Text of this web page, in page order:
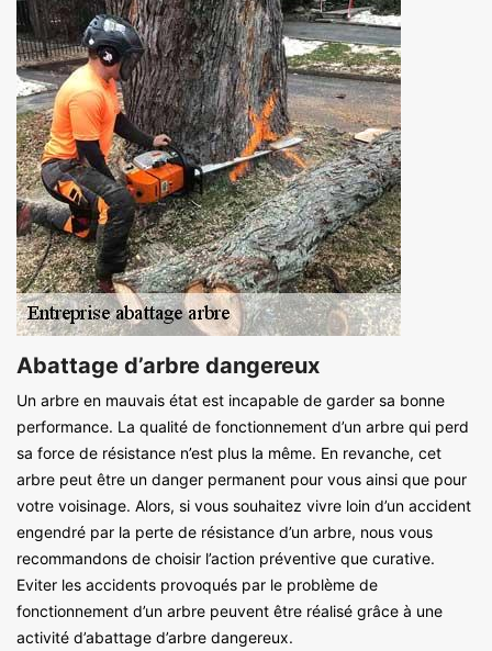
Abattage d’arbre dangereux
Un arbre en mauvais état est incapable de garder sa bonne
performance. La qualité de fonctionnement d’un arbre qui perd
sa force de résistance n’est plus la même. En revanche, cet
arbre peut être un danger permanent pour vous ainsi que pour
votre voisinage. Alors, si vous souhaitez vivre loin d’un accident
engendré par la perte de résistance d’un arbre, nous vous
recommandons de choisir l’action préventive que curative.
Eviter les accidents provoqués par le problème de
fonctionnement d’un arbre peuvent être réalisé grâce à une
activité d’abattage d’arbre dangereux.